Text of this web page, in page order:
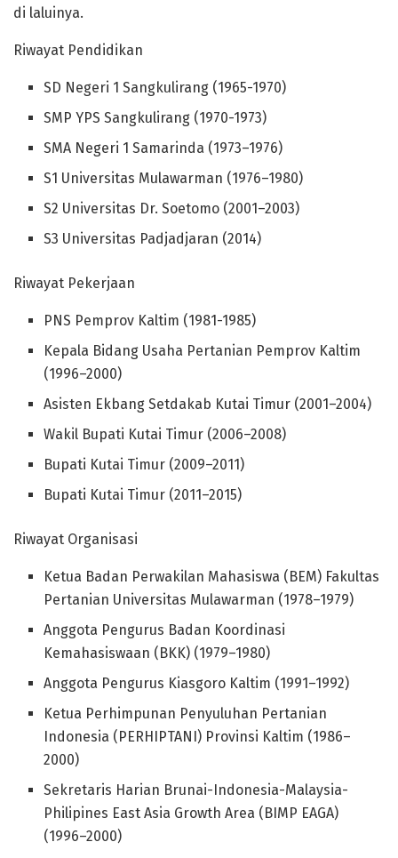
di laluinya.
Riwayat Pendidikan
SD Negeri 1 Sangkulirang (1965-1970)
SMP YPS Sangkulirang (1970-1973)
SMA Negeri 1 Samarinda (1973–1976)
S1 Universitas Mulawarman (1976–1980)
S2 Universitas Dr. Soetomo (2001–2003)
S3 Universitas Padjadjaran (2014)
Riwayat Pekerjaan
PNS Pemprov Kaltim (1981-1985)
Kepala Bidang Usaha Pertanian Pemprov Kaltim
(1996–2000)
Asisten Ekbang Setdakab Kutai Timur (2001–2004)
Wakil Bupati Kutai Timur (2006–2008)
Bupati Kutai Timur (2009–2011)
Bupati Kutai Timur (2011–2015)
Riwayat Organisasi
Ketua Badan Perwakilan Mahasiswa (BEM) Fakultas
Pertanian Universitas Mulawarman (1978–1979)
Anggota Pengurus Badan Koordinasi
Kemahasiswaan (BKK) (1979–1980)
Anggota Pengurus Kiasgoro Kaltim (1991–1992)
Ketua Perhimpunan Penyuluhan Pertanian
Indonesia (PERHIPTANI) Provinsi Kaltim (1986–
2000)
Sekretaris Harian Brunai-Indonesia-Malaysia-
Philipines East Asia Growth Area (BIMP EAGA)
(1996–2000)